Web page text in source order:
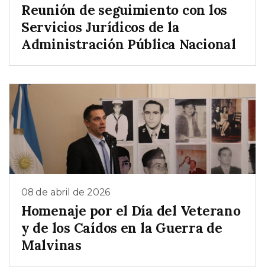
Reunión de seguimiento con los
Servicios Jurídicos de la
Administración Pública Nacional
08 de abril de 2026
Homenaje por el Día del Veterano
y de los Caídos en la Guerra de
Malvinas